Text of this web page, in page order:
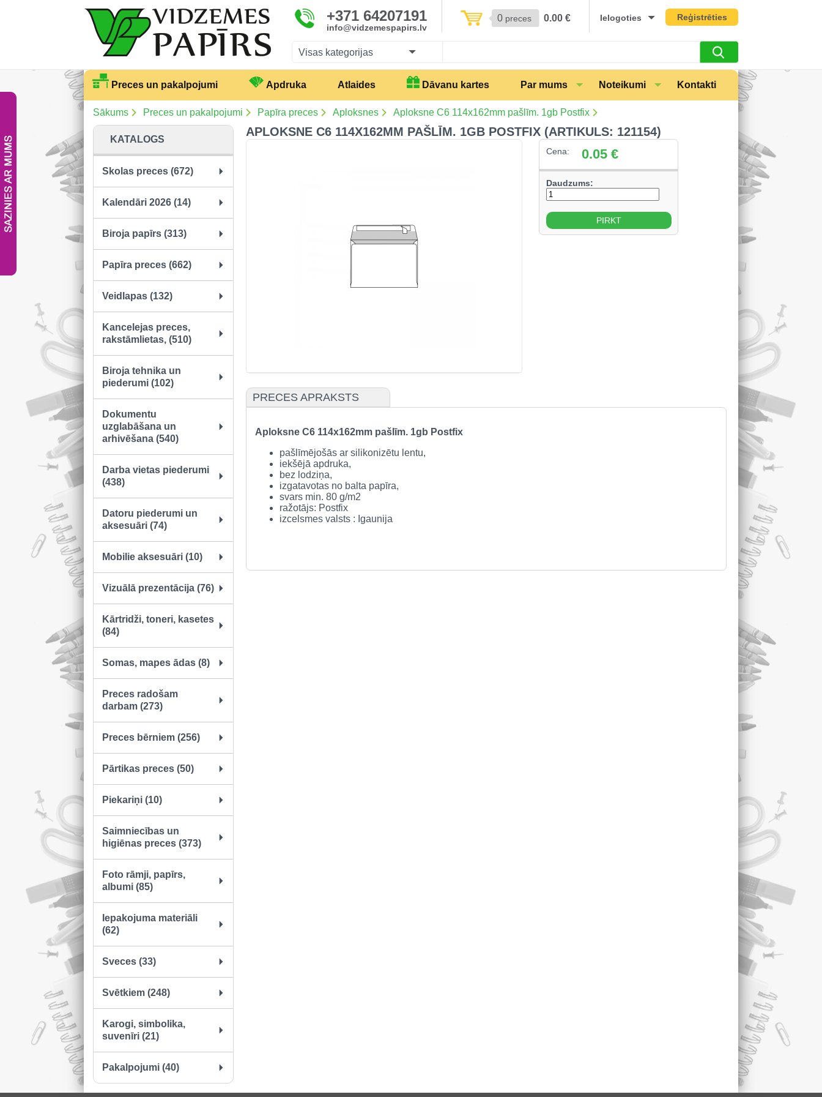
+371 64207191
info@vidzemespapirs.lv
0 preces 0.00 € Ielogoties Reģistrēties
Visas kategorijas
Preces un pakalpojumi Apdruka Atlaides Dāvanu kartes Par mums Noteikumi Kontakti
Sākums Preces un pakalpojumi Papīra preces Aploksnes Aploksne C6 114x162mm pašlīm. 1gb Postfix
KATALOGS
Skolas preces (672)
Kalendāri 2026 (14)
Biroja papīrs (313)
Papīra preces (662)
Veidlapas (132)
Kancelejas preces,
rakstāmlietas, (510)
Biroja tehnika un
piederumi (102)
Dokumentu
uzglabāšana un
arhivēšana (540)
Darba vietas piederumi
(438)
Datoru piederumi un
aksesuāri (74)
Mobilie aksesuāri (10)
Vizuālā prezentācija (76)
Kārtridži, toneri, kasetes
(84)
Somas, mapes ādas (8)
Preces radošam
darbam (273)
Preces bērniem (256)
Pārtikas preces (50)
Piekariņi (10)
Saimniecības un
higiēnas preces (373)
Foto rāmji, papīrs,
albumi (85)
Iepakojuma materiāli
(62)
Sveces (33)
Svētkiem (248)
Karogi, simbolika,
suvenīri (21)
Pakalpojumi (40)
APLOKSNE C6 114X162MM PAŠLĪM. 1GB POSTFIX (ARTIKULS: 121154)
Cena: 0.05 €
Daudzums:
PRECES APRAKSTS
Aploksne C6 114x162mm pašlīm. 1gb Postfix
pašlīmējošās ar silikonizētu lentu,
iekšējā apdruka,
bez lodziņa,
izgatavotas no balta papīra,
svars min. 80 g/m2
ražotājs: Postfix
izcelsmes valsts : Igaunija